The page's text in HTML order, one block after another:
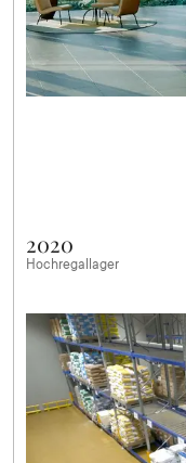
2020
Hochregallager